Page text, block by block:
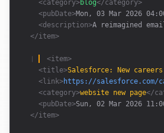
<category>blog</category>
<pubDate>Mon, 03 Mar 2026
<description>A reimagined
</item>
❘
<item>
<title>Salesforce: New
<link>https://salesforce.com/
<category>website new page</
<pubDate>Sun, 02 Mar 2026
</item>